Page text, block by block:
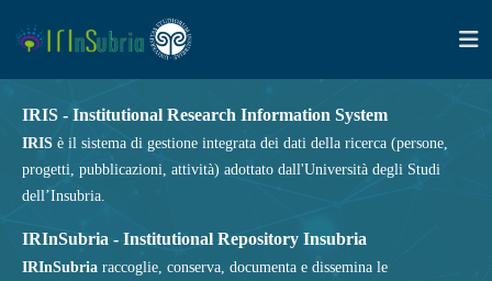
IRIS - Institutional Research Information System
IRIS è il sistema di gestione integrata dei dati della ricerca (persone,
progetti, pubblicazioni, attività) adottato dall'Università degli Studi
dell’Insubria.
IRInSubria - Institutional Repository Insubria
IRInSubria raccoglie, conserva, documenta e dissemina le